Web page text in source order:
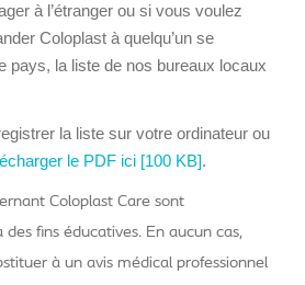
à l’étranger ou si vous voulez
Coloplast à quelqu’un se
pays, la liste de nos bureaux locaux
la liste sur votre ordinateur ou
le PDF ici [100 KB].
Coloplast Care sont
fins éducatives. En aucun cas,
à un avis médical professionnel